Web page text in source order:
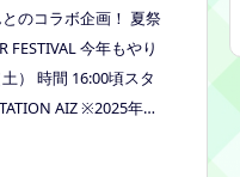
う！ 日時：8月29日
のコラボ企画！ 夏祭
FESTIVAL 今年もやり
） 時間 16:00頃スタ
AIZ ※2025年の